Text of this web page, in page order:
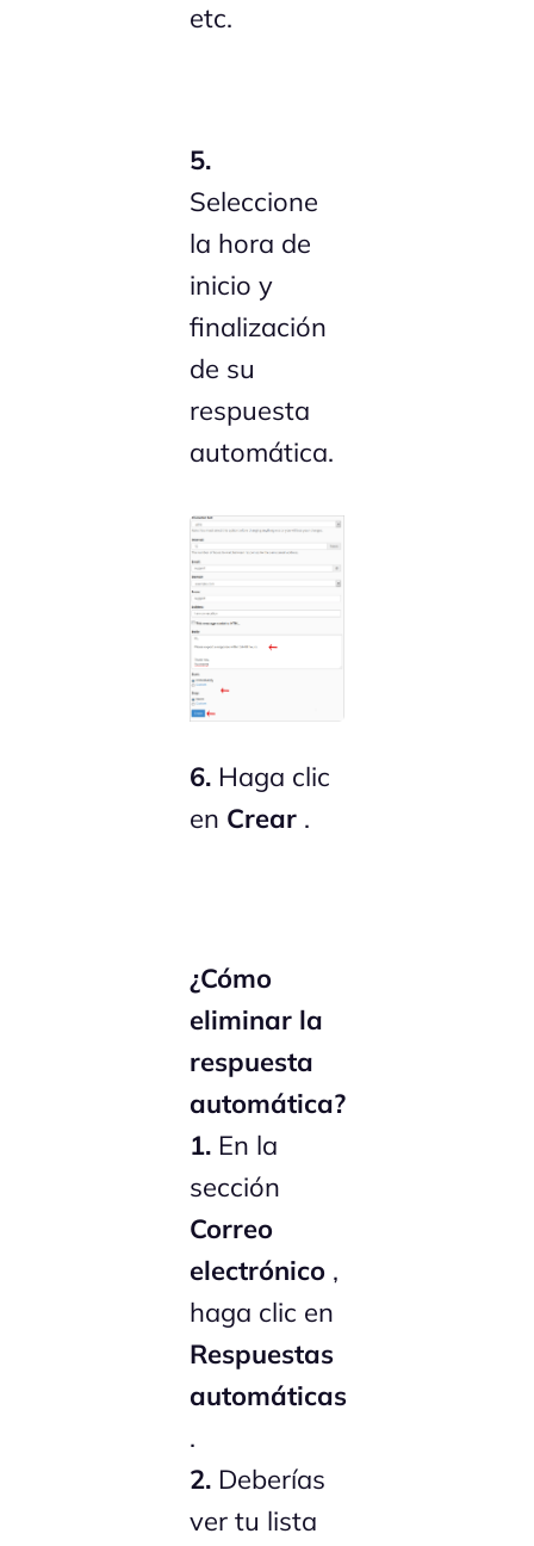
etc.
5.
Seleccione
la hora de
inicio y
finalización
de su
respuesta
automática.
6. Haga clic
en Crear .
¿Cómo
eliminar la
respuesta
automática?
1. En la
sección
Correo
electrónico ,
haga clic en
Respuestas
automáticas
.
2. Deberías
ver tu lista